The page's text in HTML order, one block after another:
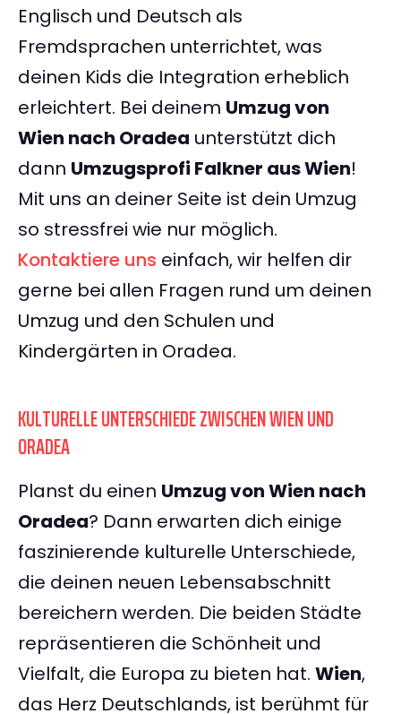
Englisch und Deutsch als
Fremdsprachen unterrichtet, was
deinen Kids die Integration erheblich
erleichtert. Bei deinem Umzug von
Wien nach Oradea unterstützt dich
dann Umzugsprofi Falkner aus Wien!
Mit uns an deiner Seite ist dein Umzug
so stressfrei wie nur möglich.
Kontaktiere uns einfach, wir helfen dir
gerne bei allen Fragen rund um deinen
Umzug und den Schulen und
Kindergärten in Oradea.
KULTURELLE UNTERSCHIEDE ZWISCHEN WIEN UND
ORADEA
Planst du einen Umzug von Wien nach
Oradea? Dann erwarten dich einige
faszinierende kulturelle Unterschiede,
die deinen neuen Lebensabschnitt
bereichern werden. Die beiden Städte
repräsentieren die Schönheit und
Vielfalt, die Europa zu bieten hat. Wien,
das Herz Deutschlands, ist berühmt für